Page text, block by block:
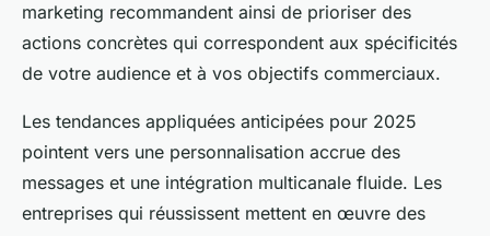
marketing recommandent ainsi de prioriser des
actions concrètes qui correspondent aux spécificités
de votre audience et à vos objectifs commerciaux.
Les tendances appliquées anticipées pour 2025
pointent vers une personnalisation accrue des
messages et une intégration multicanale fluide. Les
entreprises qui réussissent mettent en œuvre des